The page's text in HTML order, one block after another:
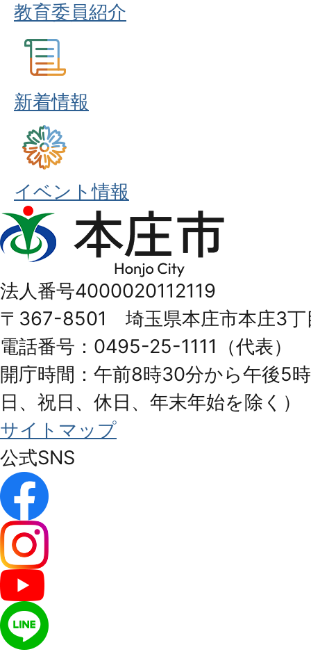
教育委員紹介
新着情報
イベント情報
本
庄
Honjo
City
法人番号4000020112119
〒367-8501 埼玉県本庄市本庄3丁
電話番号：0495-25-1111（代表）
開庁時間：午前8時30分から午後5
日、祝日、休日、年末年始を除く）
サイトマップ
公式SNS